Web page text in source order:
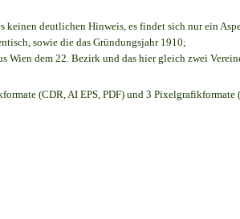
keinen deutlichen Hinweis, es findet sich nur ein
sowie die das Gründungsjahr 1910;
Wien dem 22. Bezirk und das hier gleich zwei
(CDR, AI EPS, PDF) und 3 Pixelgrafikformate